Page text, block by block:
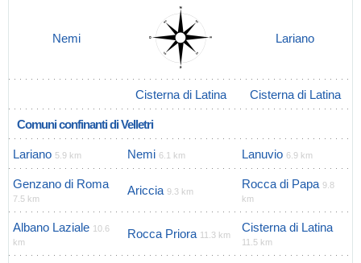
Nemi Lariano
Cisterna di Latina Cisterna di Latina
Comuni confinanti di Velletri
Lariano 5.9 km Nemi 6.1 km Lanuvio 6.9 km
Genzano di Roma
7.5 km
Ariccia 9.3 km
Rocca di Papa 9.8
km
Albano Laziale 10.6
km
Rocca Priora 11.3 km
Cisterna di Latina
11.5 km